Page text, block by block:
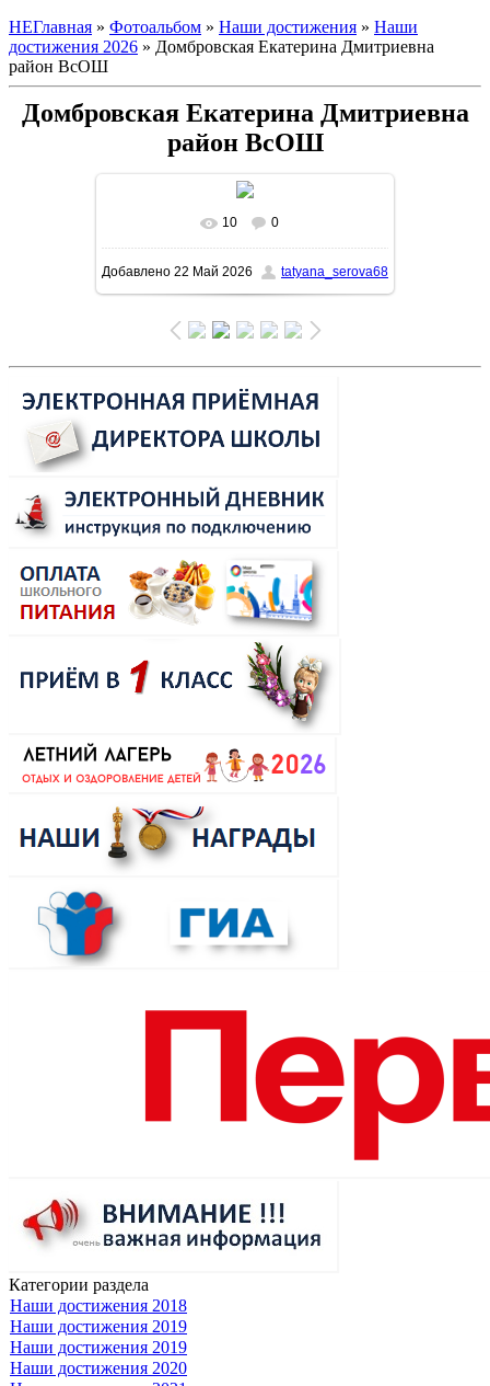
НЕГлавная » Фотоальбом » Наши достижения » Наши
достижения 2026 » Домбровская Екатерина Дмитриевна
район ВсОШ
Домбровская Екатерина Дмитриевна
район ВсОШ
В реальном размере
321.5Kb
10 0
Добавлено 22 Май 2026 tatyana_serova68
Категории раздела
Наши достижения 2018
Наши достижения 2019
Наши достижения 2019
Наши достижения 2020